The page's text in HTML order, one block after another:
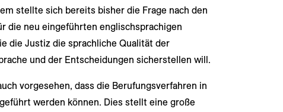
stellte sich bereits bisher die Frage nach den
die neu eingeführten englischsprachigen
die Justiz die sprachliche Qualität der
und der Entscheidungen sicherstellen will.
vorgesehen, dass die Berufungsverfahren in
werden können. Dies stellt eine große